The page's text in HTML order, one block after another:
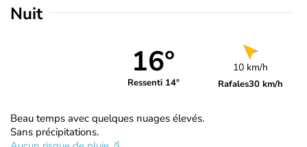
Nuit
16°
Ressenti 14°
10 km/h
Rafales30 km/h
Beau temps avec quelques nuages élevés.
Sans précipitations.